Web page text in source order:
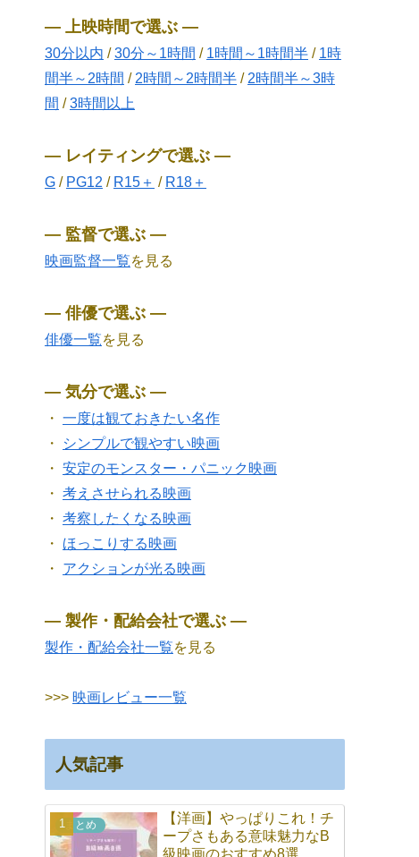
― 上映時間で選ぶ ―
30分以内 /30分～1時間 / 1時間～1時間半 / 1時
間半～2時間 / 2時間～2時間半 / 2時間半～3時
間 /3時間以上
― レイティングで選ぶ ―
G / PG12 / R15＋ / R18＋
― 監督で選ぶ ―
映画監督一覧を見る
― 俳優で選ぶ ―
俳優一覧を見る
― 気分で選ぶ ―
・ 一度は観ておきたい名作
・
シンプルで観やすい映画
・ 安定のモンスター・パニック映画
・ 考えさせられる映画
・ 考察したくなる映画
・ ほっこりする映画
・ アクションが光る映画
― 製作・配給会社で選ぶ ―
製作・配給会社一覧を見る
>>> 映画レビュー一覧
人気記事
まとめ
【洋画】やっぱりこれ！チ
ープさもある意味魅力なB
級映画のおすすめ8選